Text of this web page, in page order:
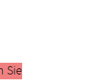
Sie